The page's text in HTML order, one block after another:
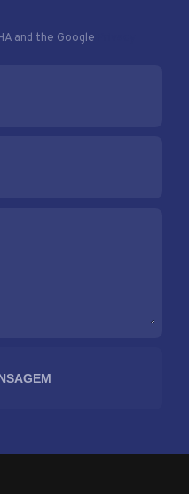
and the Google